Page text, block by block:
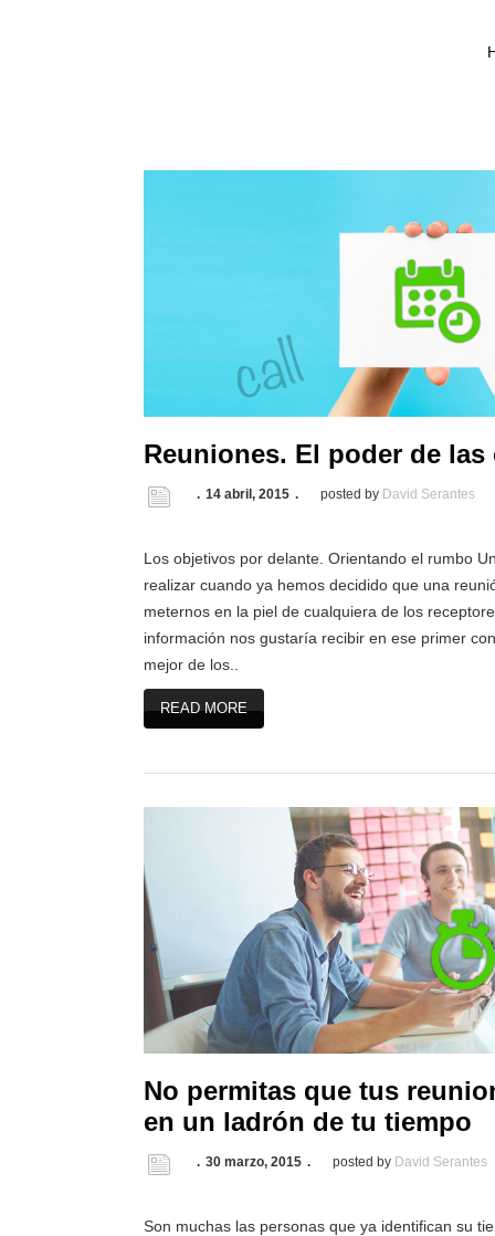
Reuniones. El poder de
14 abril, 2015 posted by David Serantes
Los objetivos por delante. Orientando el rumbo
realizar cuando ya hemos decidido que una
meternos en la piel de cualquiera de los
información nos gustaría recibir en ese primer
mejor de los..
READ MORE
No permitas que tus
en un ladrón de tu tiempo
30 marzo, 2015 posted by David Serantes
Son muchas las personas que ya identifican su